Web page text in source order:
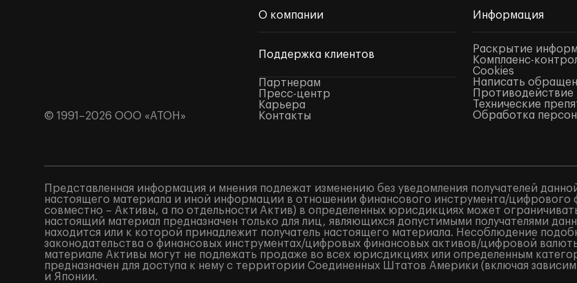
© 1991–2026 ООО «АТОН»
О компании
Поддержка клиентов
Партнерам
Пресс-центр
Карьера
Контакты
Информация
Раскрытие
Комплаенс-
Cookies
Написать
Противодействие
Технические
Обработка
Представленная информация и мнения подлежат изменению без уведомления получателей
настоящего материала и иной информации в отношении финансового инструмента/цифрового
совместно – Активы, а по отдельности Актив) в определенных юрисдикциях может
настоящий материал предназначен только для лиц, являющихся допустимыми получателями
находится или к которой принадлежит получатель настоящего материала. Несоблюдение
законодательства о финансовых инструментах/цифровых финансовых активов/цифровой
материале Активы могут не подлежать продаже во всех юрисдикциях или определенным
предназначен для доступа к нему с территории Соединенных Штатов Америки (включая
и Японии.